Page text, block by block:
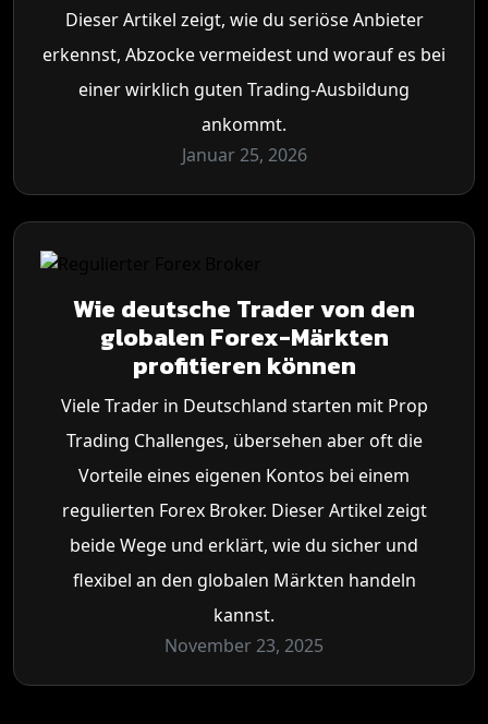
Dieser Artikel zeigt, wie du seriöse Anbieter
erkennst, Abzocke vermeidest und worauf es bei
einer wirklich guten Trading-Ausbildung
ankommt.
Januar 25, 2026
Wie deutsche Trader von den
globalen Forex-Märkten
profitieren können
Viele Trader in Deutschland starten mit Prop
Trading Challenges, übersehen aber oft die
Vorteile eines eigenen Kontos bei einem
regulierten Forex Broker. Dieser Artikel zeigt
beide Wege und erklärt, wie du sicher und
flexibel an den globalen Märkten handeln
kannst.
November 23, 2025